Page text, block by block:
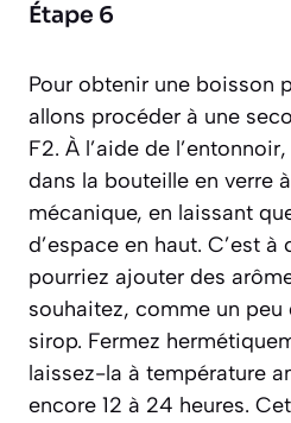
Étape 6
Pour obtenir une boisson
allons procéder à une
F2. À l’aide de
dans la bouteille en verre
mécanique, en laissant
d’espace en haut. C’est
pourriez ajouter des
souhaitez, comme un
sirop. Fermez
laissez-la à température
encore 12 à 24 heures.